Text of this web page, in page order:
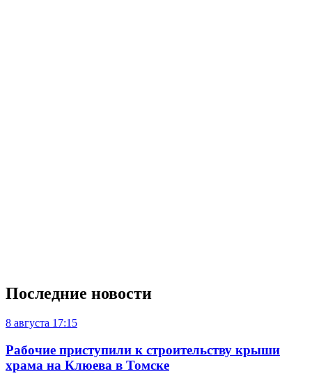
Последние новости
8 августа 17:15
Рабочие приступили к строительству крыши
храма на Клюева в Томске